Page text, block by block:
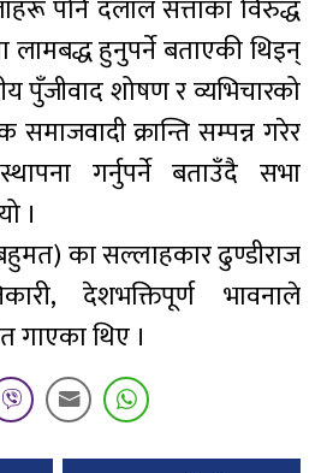
पनि दलाल सत्ताका विरुद्ध
लामबद्ध हुनुपर्ने बताएकी थिइन्
पुँजीवाद शोषण र व्यभिचारको
क्रान्ति सम्पन्न गरेर
गर्नुपर्ने बताउँदै सभा
।
का सल्लाहकार ढुण्डीराज
देशभक्तिपूर्ण भावनाले
गाएका थिए ।